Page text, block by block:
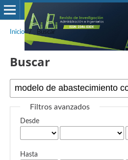
Inicio / Buscar
Buscar
Filtros avanzados
Desde
Hasta